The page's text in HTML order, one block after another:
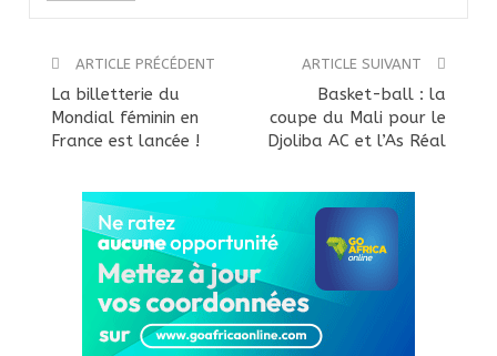
ARTICLE PRÉCÉDENT
La billetterie du
Mondial féminin en
France est lancée !
ARTICLE SUIVANT
Basket-ball : la
coupe du Mali pour le
Djoliba AC et l’As Réal